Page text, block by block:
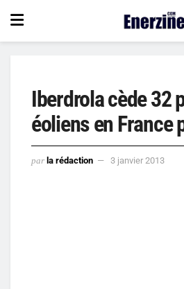
Iberdrola cède 32
éoliens en France
par la rédaction 3 janvier 2013